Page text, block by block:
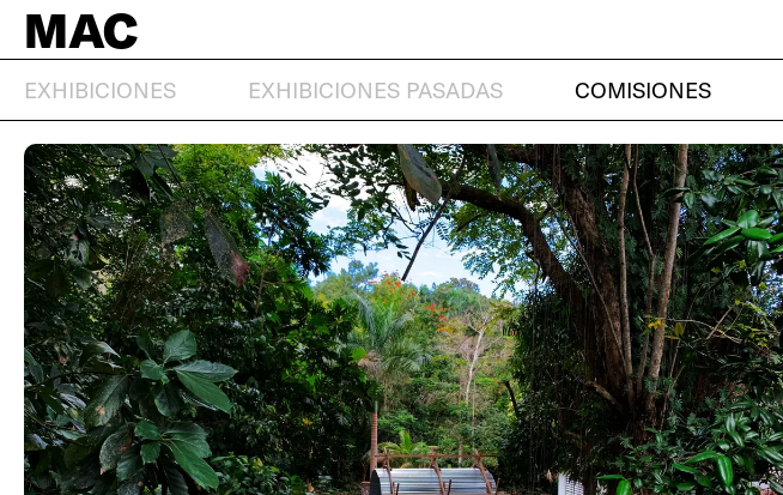
MAC
EXHIBICIONES EXHIBICIONES PASADAS COMISIONES